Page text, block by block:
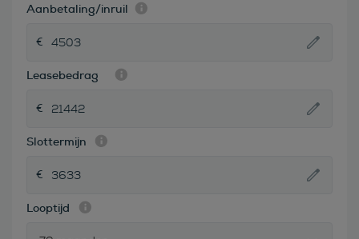
Aanbetaling/inruil
Leasebedrag
Slottermijn
Looptijd